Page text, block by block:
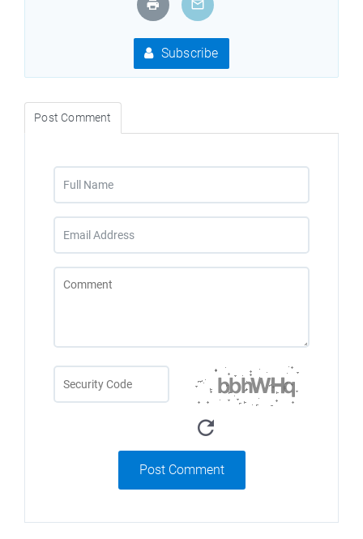
Subscribe
Post Comment
Post Comment